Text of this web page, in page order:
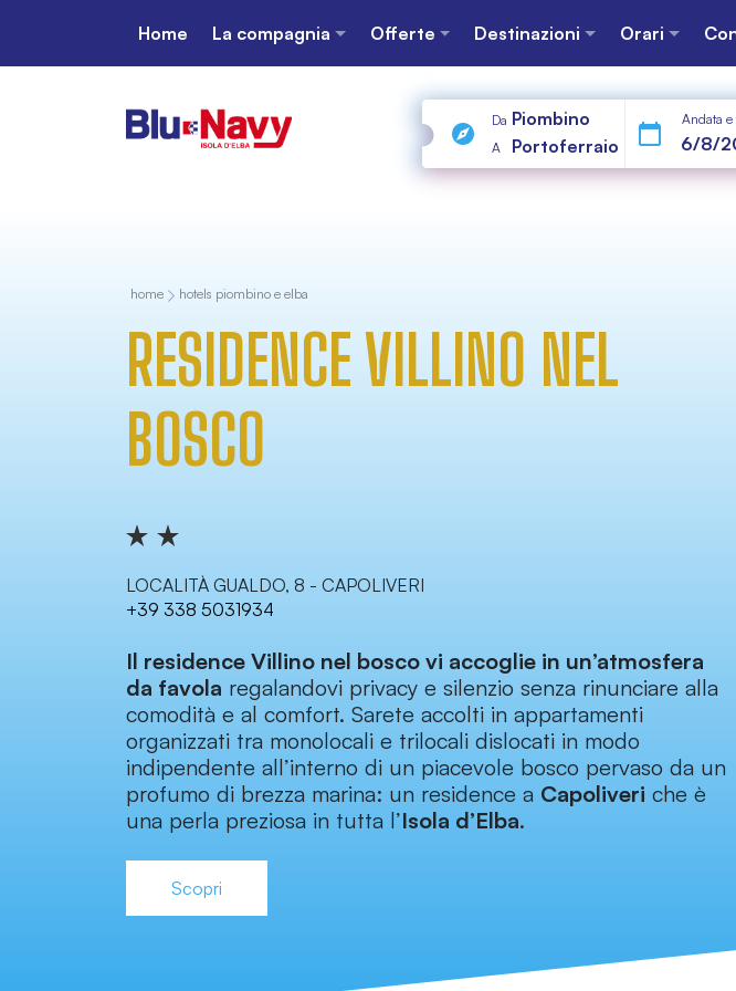
Home La compagnia Offerte Destinazioni Orari
Da Piombino
A Portoferraio
Andata
home hotels piombino e elba
RESIDENCE VILLINO NEL
BOSCO
LOCALITÀ GUALDO, 8 - CAPOLIVERI
+39 338 5031934
Il residence Villino nel bosco vi accoglie in un’atmosfera
da favola regalandovi privacy e silenzio senza rinunciare alla
comodità e al comfort. Sarete accolti in appartamenti
organizzati tra monolocali e trilocali dislocati in modo
indipendente all’interno di un piacevole bosco pervaso da un
profumo di brezza marina: un residence a Capoliveri che è
una perla preziosa in tutta l’Isola d’Elba.
Scopri